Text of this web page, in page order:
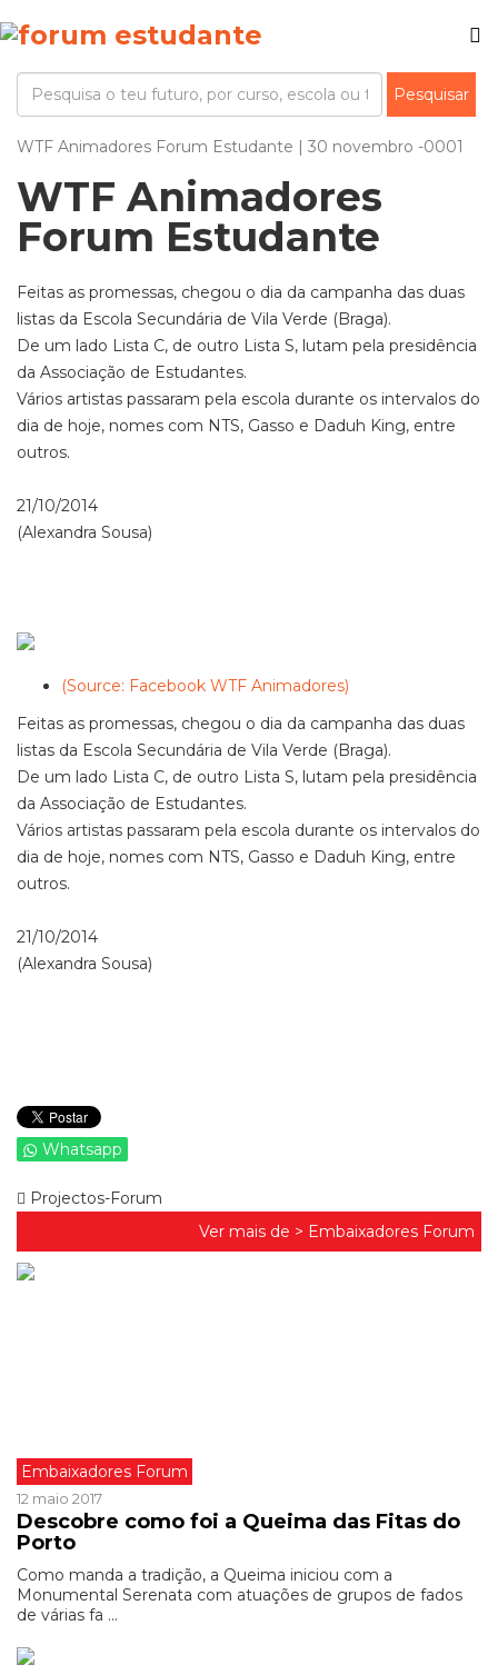
WTF Animadores Forum Estudante | 30 novembro -0001
WTF Animadores
Forum Estudante
Feitas as promessas, chegou o dia da campanha das duas
listas da Escola Secundária de Vila Verde (Braga).
De um lado Lista C, de outro Lista S, lutam pela presidência
da Associação de Estudantes.
Vários artistas passaram pela escola durante os intervalos do
dia de hoje, nomes com NTS, Gasso e Daduh King, entre
outros.
21/10/2014
(Alexandra Sousa)
(Source: Facebook WTF Animadores)
Feitas as promessas, chegou o dia da campanha das duas
listas da Escola Secundária de Vila Verde (Braga).
De um lado Lista C, de outro Lista S, lutam pela presidência
da Associação de Estudantes.
Vários artistas passaram pela escola durante os intervalos do
dia de hoje, nomes com NTS, Gasso e Daduh King, entre
outros.
21/10/2014
(Alexandra Sousa)
Whatsapp
Projectos-Forum
Ver mais de > Embaixadores Forum
Embaixadores Forum
12 maio 2017
Descobre como foi a Queima das Fitas do
Porto
Como manda a tradição, a Queima iniciou com a
Monumental Serenata com atuações de grupos de fados
de várias fa ...